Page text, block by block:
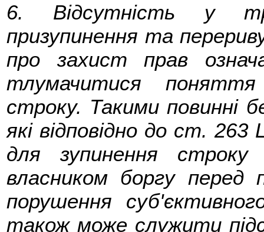
6. Відсутність у
призупинення та
про захист прав
тлумачитися
строку. Такими повинні
які відповідно до ст. 263
для зупинення строку
власником боргу перед
порушення
також може служити